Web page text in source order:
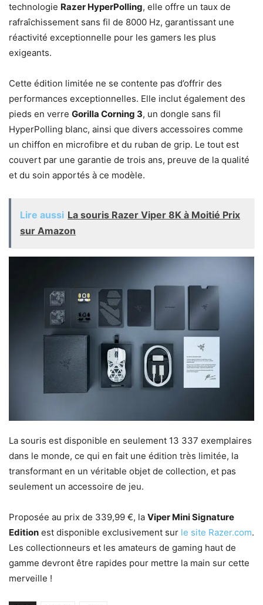
technologie Razer HyperPolling, elle offre un taux de
rafraîchissement sans fil de 8000 Hz, garantissant une
réactivité exceptionnelle pour les gamers les plus
exigeants.
Cette édition limitée ne se contente pas d’offrir des
performances exceptionnelles. Elle inclut également des
pieds en verre Gorilla Corning 3, un dongle sans fil
HyperPolling blanc, ainsi que divers accessoires comme
un chiffon en microfibre et du ruban de grip. Le tout est
couvert par une garantie de trois ans, preuve de la qualité
et du soin apportés à ce modèle.
Lire aussi La souris Razer Viper 8K à Moitié Prix
sur Amazon
La souris est disponible en seulement 13 337 exemplaires
dans le monde, ce qui en fait une édition très limitée, la
transformant en un véritable objet de collection, et pas
seulement un accessoire de jeu.
Proposée au prix de 339,99 €, la Viper Mini Signature
Edition est disponible exclusivement sur le site Razer.com.
Les collectionneurs et les amateurs de gaming haut de
gamme devront être rapides pour mettre la main sur cette
merveille !